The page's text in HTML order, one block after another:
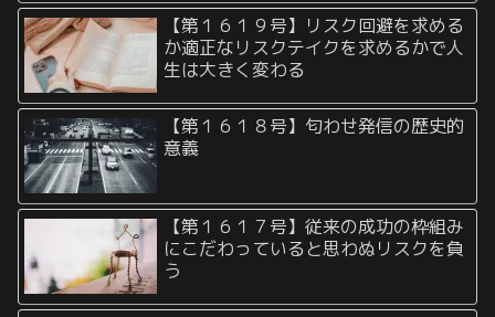
【第１６１９号】リスク回避を求める
か適正なリスクテイクを求めるかで人
生は大きく変わる
【第１６１８号】匂わせ発信の歴史的
意義
【第１６１７号】従来の成功の枠組み
にこだわっていると思わぬリスクを負
う